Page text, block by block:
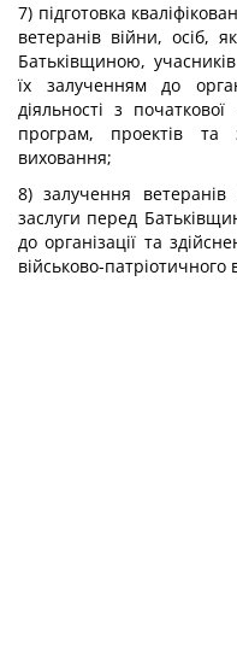
7) підготовка
ветеранів війни, осіб,
Батьківщиною,
їх залученням до
діяльності з початкової
програм, проектів та
виховання;
8) залучення
заслуги перед
до організації та
військово-патріотичного